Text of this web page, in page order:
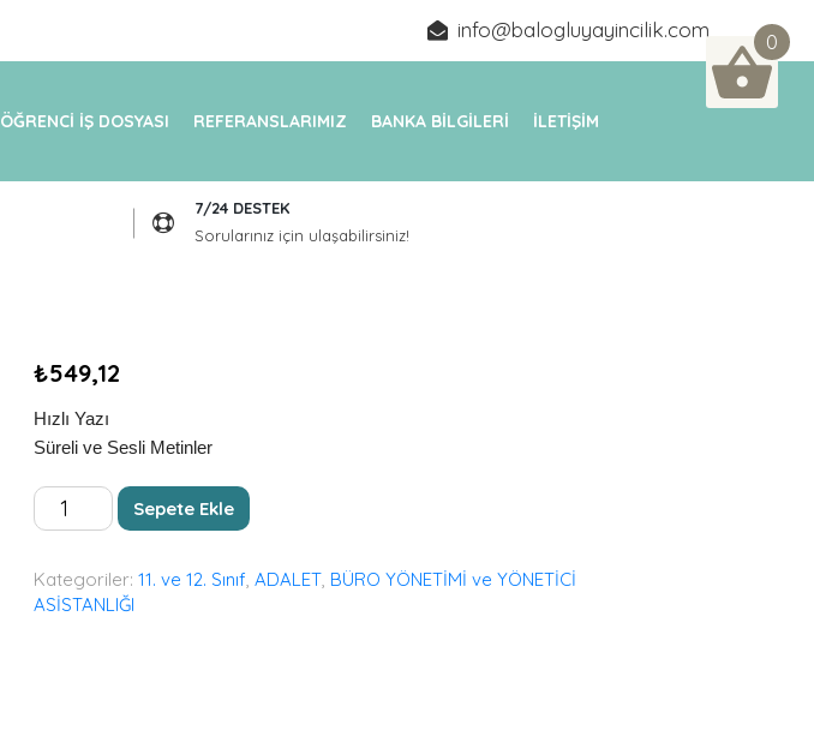
info@balogluyayincilik.com
ÖĞRENCİ İŞ DOSYASI REFERANSLARIMIZ BANKA BİLGİLERİ İLETİŞİM
7/24 DESTEK
Sorularınız için ulaşabilirsiniz!
₺549,12
Hızlı Yazı
Süreli ve Sesli Metinler
BİLGİSAYARDA
HIZLI
adet
Sepete Ekle
Kategoriler:11. ve 12. Sınıf,ADALET, BÜRO YÖNETİMİ ve YÖNETİCİ
ASİSTANLIĞI
0